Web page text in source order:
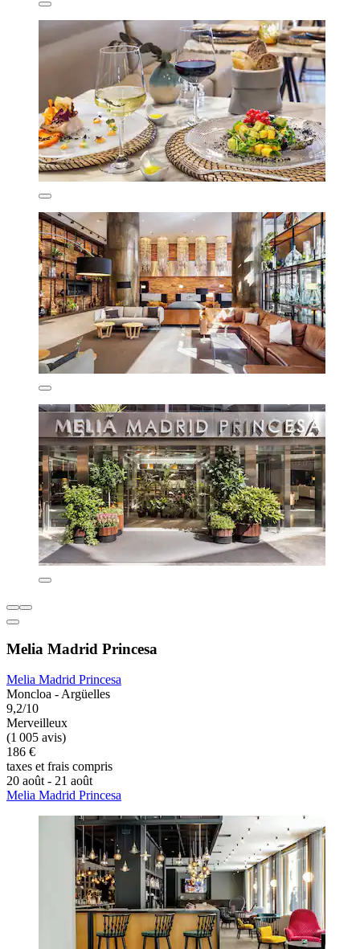
Melia Madrid Princesa
Melia Madrid Princesa
Moncloa - Argüelles
9,2/10
Merveilleux
(1 005 avis)
186 €
taxes et frais compris
20 août - 21 août
Melia Madrid Princesa